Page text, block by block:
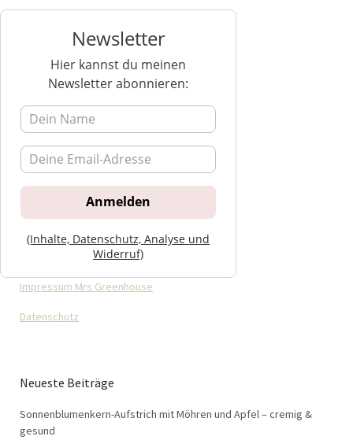
Newsletter
Hier kannst du meinen
Newsletter abonnieren:
(Inhalte, Datenschutz, Analyse und
Widerruf)
Impressum Mrs Greenhouse
Datenschutz
Neueste Beiträge
Sonnenblumenkern-Aufstrich mit Möhren und Apfel – cremig &
gesund